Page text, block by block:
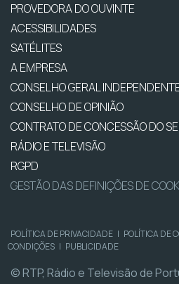
PROVEDORA DO OUVINTE
ACESSIBILIDADES
SATÉLITES
A EMPRESA
CONSELHO GERAL
CONSELHO DE OPINIÃO
CONTRATO DE CONCESSÃO DO
RÁDIO E TELEVISÃO
RGPD
GESTÃO DAS DEFINIÇÕES DE
POLÍTICA DE PRIVACIDADE | POLÍTICA DE
CONDIÇÕES | PUBLICIDADE
© RTP, Rádio e Televisão de